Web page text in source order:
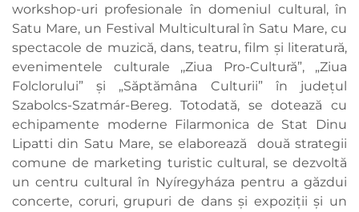
workshop-uri profesionale în domeniul cultural, în
Satu Mare, un Festival Multicultural în Satu Mare, cu
spectacole de muzică, dans, teatru, film și literatură,
evenimentele culturale ,,Ziua Pro-Cultură”, „Ziua
Folclorului” și „Săptămâna Culturii” în județul
Szabolcs-Szatmár-Bereg. Totodată, se dotează cu
echipamente moderne Filarmonica de Stat Dinu
Lipatti din Satu Mare, se elaborează două strategii
comune de marketing turistic cultural, se dezvoltă
un centru cultural în Nyíregyháza pentru a găzdui
concerte, coruri, grupuri de dans și expoziții și un